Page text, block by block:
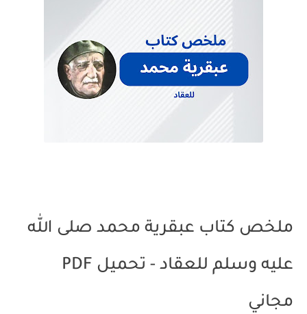
ملخص كتاب عبقرية محمد صلى الله
عليه وسلم للعقاد - تحميل PDF
مجاني